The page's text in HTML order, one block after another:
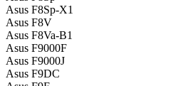
Asus F8Sp-X1
Asus F8V
Asus F8Va-B1
Asus F9000F
Asus F9000J
Asus F9DC